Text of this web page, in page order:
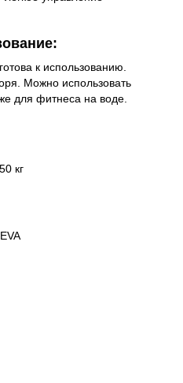
к использованию.
Можно использовать
для фитнеса на воде.
кг